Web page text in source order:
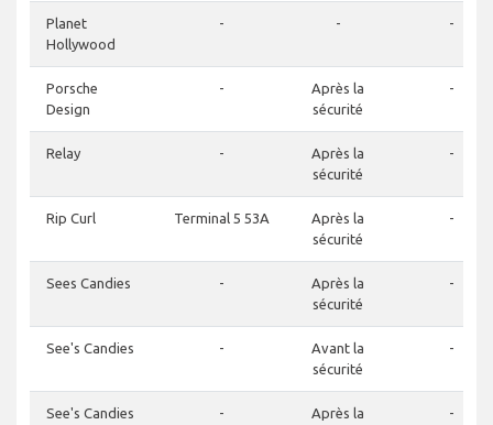
Planet
Hollywood
- - -
Porsche
Design
-
Après la
sécurité
-
Relay -
Après la
sécurité
-
Rip Curl Terminal 5 53A
Après la
sécurité
-
Sees Candies -
Après la
sécurité
-
See's Candies -
Avant la
sécurité
-
See's Candies -
Après la
-